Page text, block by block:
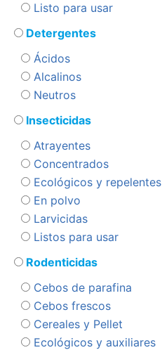
Listo para usar
Detergentes
Ácidos
Alcalinos
Neutros
Insecticidas
Atrayentes
Concentrados
Ecológicos y repelentes
En polvo
Larvicidas
Listos para usar
Rodenticidas
Cebos de parafina
Cebos frescos
Cereales y Pellet
Ecológicos y auxiliares